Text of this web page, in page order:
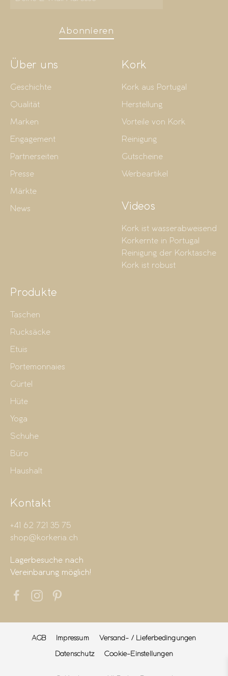
Abonnieren
Über uns
Geschichte
Qualität
Marken
Engagement
Partnerseiten
Presse
Märkte
News
Kork
Kork aus Portugal
Herstellung
Vorteile von Kork
Reinigung
Gutscheine
Werbeartikel
Videos
Kork ist wasserabweisend
Korkernte in Portugal
Reinigung der Korktasche
Kork ist robust
Produkte
Taschen
Rucksäcke
Etuis
Portemonnaies
Gürtel
Hüte
Yoga
Schuhe
Büro
Haushalt
Kontakt
+41 62 721 35 75
shop@korkeria.ch
Lagerbesuche nach
Vereinbarung möglich!
AGB Impressum
Versand- / Lieferbedingungen
Datenschutz
Cookie-Einstellungen